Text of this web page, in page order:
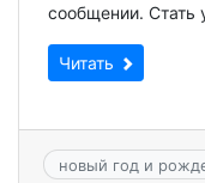
сообщении. Стать
Читать
новый год и